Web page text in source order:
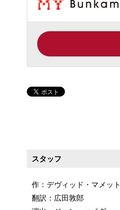
スタッフ
作：デヴィッド・マメット
翻訳：広田敦郎